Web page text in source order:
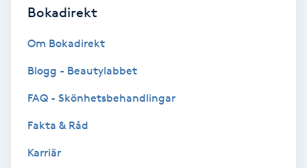
Yoga
Yoga Nidra
Bokadirekt
Om Bokadirekt
Blogg - Beautylabbet
FAQ - Skönhetsbehandlingar
Fakta & Råd
Karriär